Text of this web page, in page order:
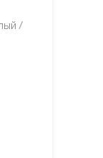
/